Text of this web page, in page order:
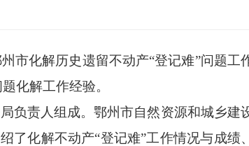
化解历史遗留不动产“登记难”问题工
化解工作经验。
责人组成。鄂州市自然资源和城乡建
化解不动产“登记难”工作情况与成绩、